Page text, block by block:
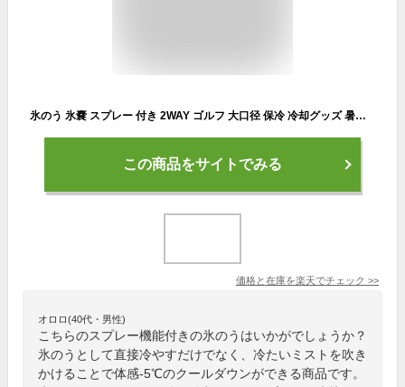
氷のう 氷嚢 スプレー 付き 2WAY ゴルフ 大口径 保冷 冷却グッズ 暑さ対策 熱中症対策 アイスバッグ ミストシャワー アウトドア ネッククーラー 首 夏 スポーツ 繰り返し 使える 応急処置 プレゼント ギフト
この商品をサイトでみる
価格と在庫を楽天でチェック >>
オロロ(40代・男性)
こちらのスプレー機能付きの氷のうはいかがでしょうか？
氷のうとして直接冷やすだけでなく、冷たいミストを吹き
かけることで体感-5℃のクールダウンができる商品です。